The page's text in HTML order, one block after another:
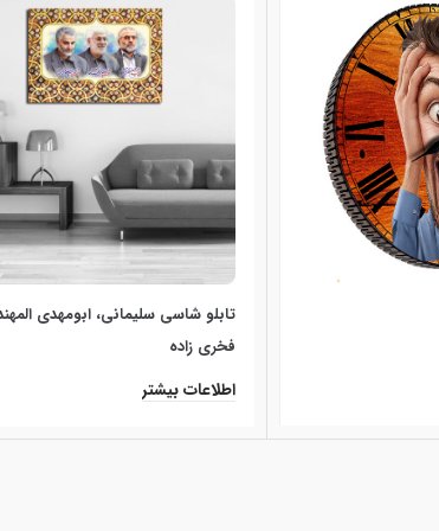
تابلو شاسی سلیمانی، ابومهدی
فخری زاده
اطلاعات بیشتر